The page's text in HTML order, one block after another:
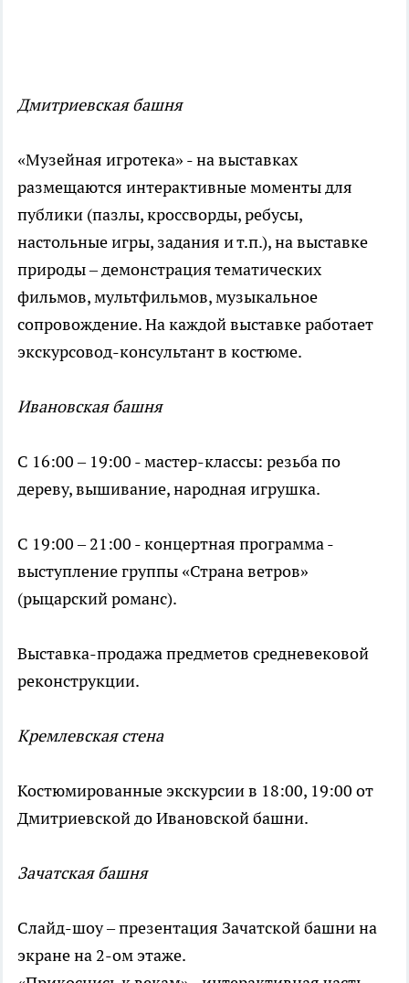
Дмитриевская башня
«Музейная игротека» - на выставках
размещаются интерактивные моменты для
публики (пазлы, кроссворды, ребусы,
настольные игры, задания и т.п.), на выставке
природы – демонстрация тематических
фильмов, мультфильмов, музыкальное
сопровождение. На каждой выставке работает
экскурсовод-консультант в костюме.
Ивановская башня
С 16:00 – 19:00 - мастер-классы: резьба по
дереву, вышивание, народная игрушка.
С 19:00 – 21:00 - концертная программа -
выступление группы «Страна ветров»
(рыцарский романс).
Выставка-продажа предметов средневековой
реконструкции.
Кремлевская стена
Костюмированные экскурсии в 18:00, 19:00 от
Дмитриевской до Ивановской башни.
Зачатская башня
Слайд-шоу – презентация Зачатской башни на
экране на 2-ом этаже.